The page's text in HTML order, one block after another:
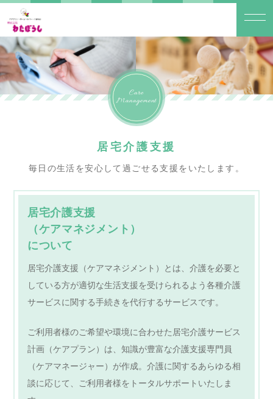
Care
Management
居宅介護支援
毎日の生活を安心して過ごせる支援をいたします。
居宅介護支援
（ケアマネジメント）
について
居宅介護支援（ケアマネジメント）とは、介護を必要と
している方が適切な生活支援を受けられるよう各種介護
サービスに関する手続きを代行するサービスです。
ご利用者様のご希望や環境に合わせた居宅介護サービス
計画（ケアプラン）は、知識が豊富な介護支援専門員
（ケアマネージャー）が作成。介護に関するあらゆる相
談に応じて、ご利用者様をトータルサポートいたしま